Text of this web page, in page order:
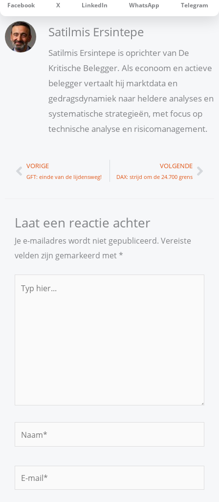
Facebook X LinkedIn WhatsApp Telegram
Satilmis Ersintepe
Satilmis Ersintepe is oprichter van De
Kritische Belegger. Als econoom en actieve
belegger vertaalt hij marktdata en
gedragsdynamiek naar heldere analyses en
systematische strategieën, met focus op
technische analyse en risicomanagement.
Vorige
VORIGE
GFT: einde van de lijdensweg!
VOLGENDE
DAX: strijd om de 24.700 grens
Laat een reactie achter
Je e-mailadres wordt niet gepubliceerd. Vereiste
velden zijn gemarkeerd met *
hier...
mail*